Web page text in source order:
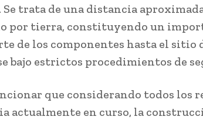
Se trata de una distancia
por tierra, constituyendo un
de los componentes hasta el sitio
bajo estrictos procedimientos de
que considerando todos los
actualmente en curso, la